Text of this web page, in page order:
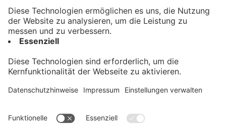
Kontakt
Impressum